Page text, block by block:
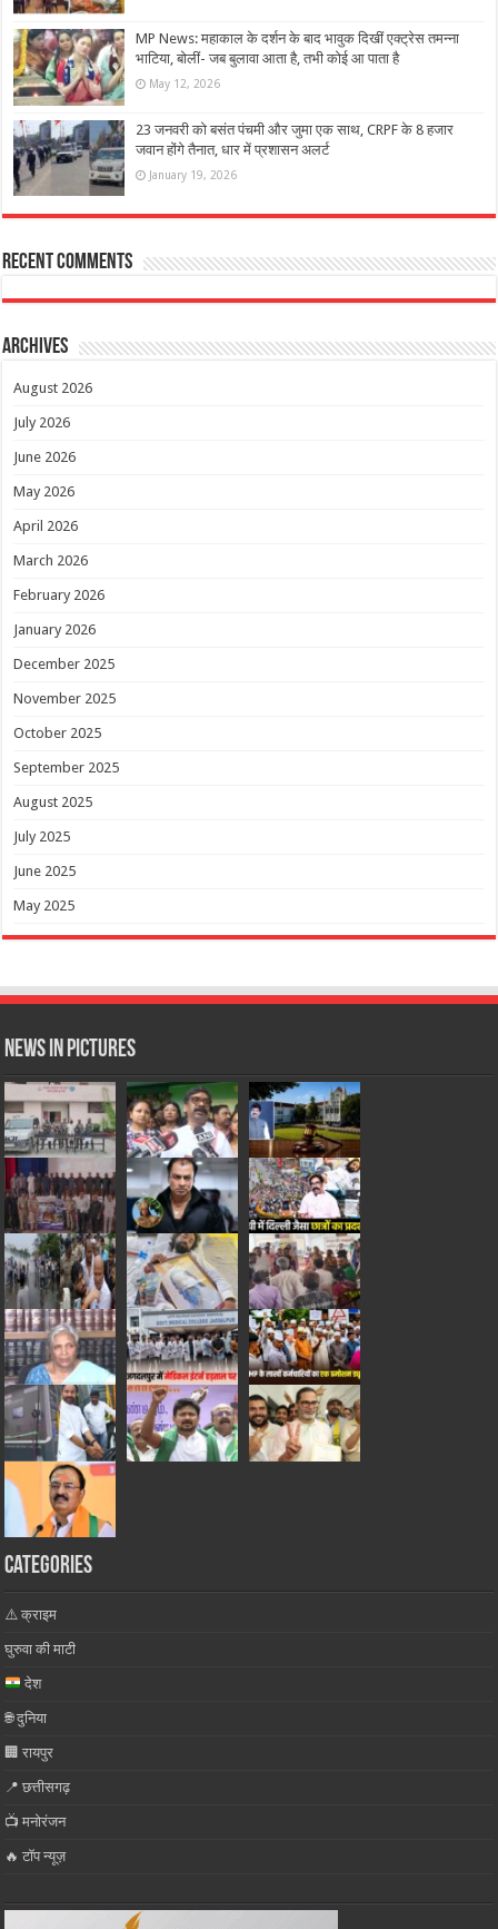
MP News: महाकाल के दर्शन के बाद भावुक दिखीं एक्ट्रेस तमन्ना
भाटिया, बोलीं- जब बुलावा आता है, तभी कोई आ पाता है
May 12, 2026
23 जनवरी को बसंत पंचमी और जुमा एक साथ, CRPF के 8 हजार
जवान होंगे तैनात, धार में प्रशासन अलर्ट
January 19, 2026
Recent Comments
Archives
August 2026
July 2026
June 2026
May 2026
April 2026
March 2026
February 2026
January 2026
December 2025
November 2025
October 2025
September 2025
August 2025
July 2025
June 2025
May 2025
News in Pictures
Categories
⚠️ क्राइम
घुरुवा की माटी
देश
🌐 दुनिया
🏢 रायपुर
📍 छत्तीसगढ़
📺 मनोरंजन
🔥 टॉप न्यूज़